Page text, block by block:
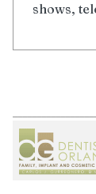
shows,